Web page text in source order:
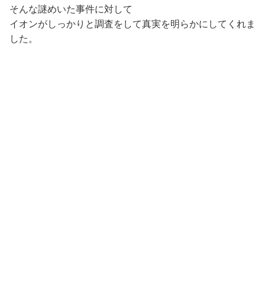
そんな謎めいた事件に対して
イオンがしっかりと調査をして真実を明らかにしてくれま
した。